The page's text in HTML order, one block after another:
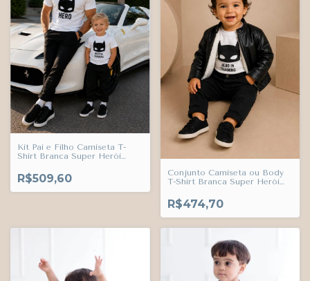
Kit Pai e Filho Camiseta T-
Shirt Branca Super Herói
Shirt Branca Super Herói
Hero In Training e Calça Preta
Esporte Fino Adulto Infantil
R$509,60
Conjunto Camiseta ou Body
T-Shirt Branca Super Herói
Esporte Fino e Jaqueta
Forrada Peluciada
Antialérgica Antártida Preto
Couro Ecológico Índigo Trend
R$474,70